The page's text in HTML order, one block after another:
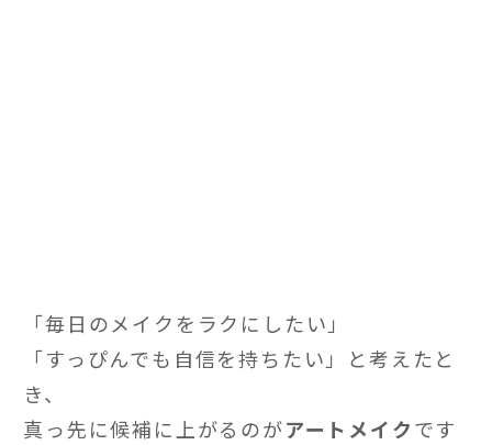
「毎日のメイクをラクにしたい」
「すっぴんでも自信を持ちたい」と考えたと
き、
真っ先に候補に上がるのがアートメイクです